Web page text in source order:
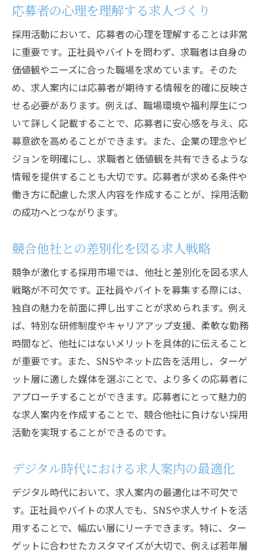
求人案内に込める企業のビジョン
多様な働き方に対応する求人づくり
求人案内を通じた企業イメージの構築
柔軟な採用活動を支える求人の工夫
バイトと正社員それぞれの採用活動におけるチ
ャレンジ
正社員採用の課題と解決策
バイト採用のニーズとトレンド
異なる採用手法の融合
職種別に見る求人のポイント
応募者の多様性に対応する採用活動
求人情報の最適化が採用活動を成功に導く理由
求人情報の最適化とは
応募者視点での情報提供
効果的な情報発信のテクニック
求人情報の更新と改善
データ分析を活用した採用活動
求人情報を通じた企業価値の伝達
採用活動で欠かせない応募者の心をつかむ求人
戦略
応募者の期待に応える求人戦略
魅力的な企業文化を伝える方法
求人戦略におけるブランディング
長期的な関係を築く採用アプローチ
応募者の信頼を得る求人情報の提供
応募者の心理を理解する求人づくり
採用活動において、応募者の心理を理解することは非常
に重要です。正社員やバイトを問わず、求職者は自身の
価値観やニーズに合った職場を求めています。そのた
め、求人案内には応募者が期待する情報を的確に反映さ
せる必要があります。例えば、職場環境や福利厚生につ
いて詳しく記載することで、応募者に安心感を与え、応
募意欲を高めることができます。また、企業の理念やビ
ジョンを明確にし、求職者と価値観を共有できるような
情報を提供することも大切です。応募者が求める条件や
働き方に配慮した求人内容を作成することが、採用活動
の成功へとつながります。
競合他社との差別化を図る求人戦略
競争が激化する採用市場では、他社と差別化を図る求人
戦略が不可欠です。正社員やバイトを募集する際には、
独自の魅力を前面に押し出すことが求められます。例え
ば、特別な研修制度やキャリアアップ支援、柔軟な勤務
時間など、他社にはないメリットを具体的に伝えること
が重要です。また、SNSやネット広告を活用し、ターゲ
ット層に適した媒体を選ぶことで、より多くの応募者に
アプローチすることができます。応募者にとって魅力的
な求人案内を作成することで、競合他社に負けない採用
活動を実現することができるのです。
デジタル時代における求人案内の最適化
デジタル時代において、求人案内の最適化は不可欠で
す。正社員やバイトの求人でも、SNSや求人サイトを活
用することで、幅広い層にリーチできます。特に、ター
ゲットに合わせたカスタマイズが大切で、例えば若年層